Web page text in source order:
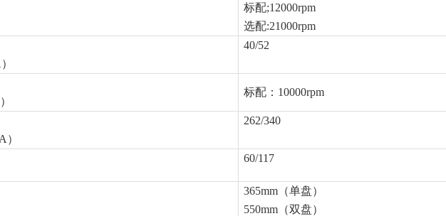
标配;12000rpm
选配:21000rpm
40/52
标配：10000rpm
）
262/340
60/117
365mm （单盘）
550mm （双盘）